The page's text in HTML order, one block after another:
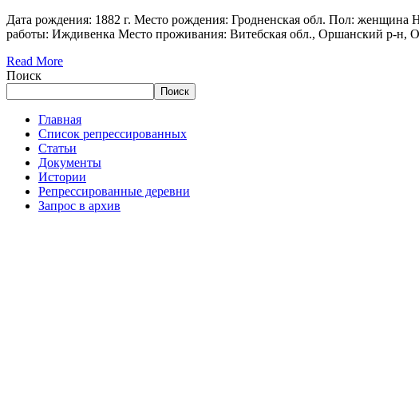
Дата рождения: 1882 г. Место рождения: Гродненская обл. Пол: женщина
работы: Иждивенка Место проживания: Витебская обл., Оршанский р-н,
Read More
Поиск
Поиск
Главная
Список репрессированных
Статьи
Документы
Истории
Репрессированные деревни
Запрос в архив